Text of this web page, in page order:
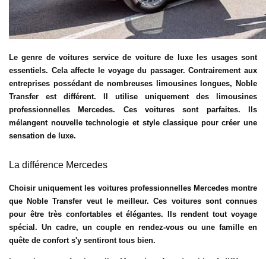
Le genre de voitures service de voiture de luxeles usages sont
essentiels. Cela affecte le voyage du passager. Contrairement aux
entreprises possédant de nombreuses limousines longues, Noble
Transfer est différent. Il utilise uniquement des limousines
professionnelles Mercedes. Ces voitures sont parfaites. Ils
mélangent nouvelle technologie et style classique pour créer une
sensation de luxe.
La différence Mercedes
Choisir uniquement les voitures professionnelles Mercedes montre
que Noble Transfer veut le meilleur. Ces voitures sont connues
pour être très confortables et élégantes. Ils rendent tout voyage
spécial. Un cadre, un couple en rendez-vous ou une famille en
quête de confort s'y sentiront tous bien.